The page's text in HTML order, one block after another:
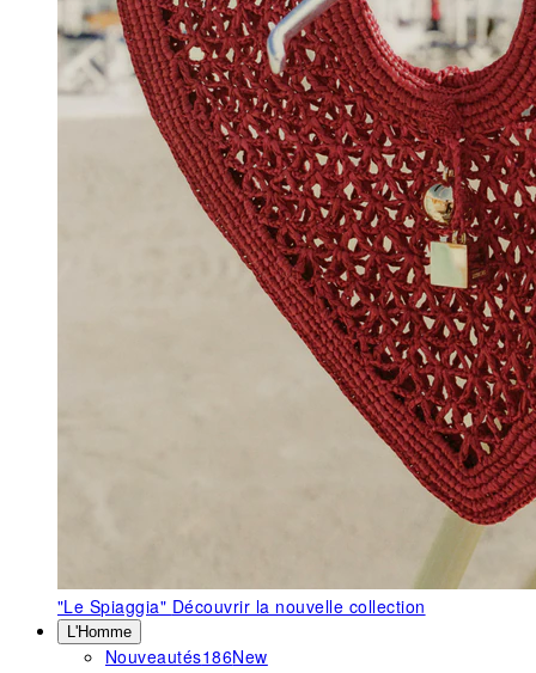
"Le Spiaggia" Découvrir la nouvelle collection
L'Homme
Nouveautés186New